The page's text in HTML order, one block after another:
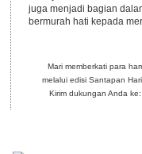
juga menjadi bagian
bermurah hati kepada
Mari memberkati para
melalui edisi Santapan
Kirim dukungan Anda